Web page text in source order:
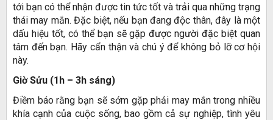
tới bạn có thể nhận được tin tức tốt và trải qua những trạng
thái may mắn. Đặc biệt, nếu bạn đang độc thân, đây là một
dấu hiệu tốt, có thể bạn sẽ gặp được người đặc biệt quan
tâm đến bạn. Hãy cẩn thận và chú ý để không bỏ lỡ cơ hội
này.
Giờ Sửu (1h – 3h sáng)
Điềm báo rằng bạn sẽ sớm gặp phải may mắn trong nhiều
khía cạnh của cuộc sống, bao gồm cả sự nghiệp, tình yêu